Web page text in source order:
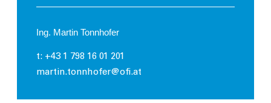
Ing. Martin Tonnhofer
t: +43 1 798 16 01 201
martin.tonnhofer@ofi.at